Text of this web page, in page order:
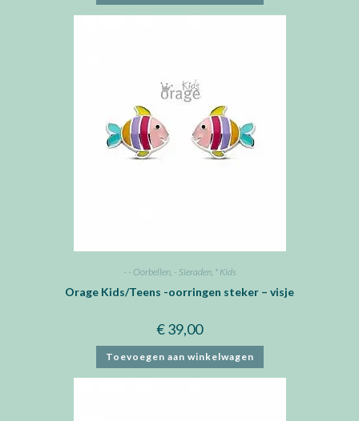
- - Oorbellen, - Sieraden, * Kids
Orage Kids/Teens -oorringen steker – visje
€39,00
Toevoegen aan winkelwagen